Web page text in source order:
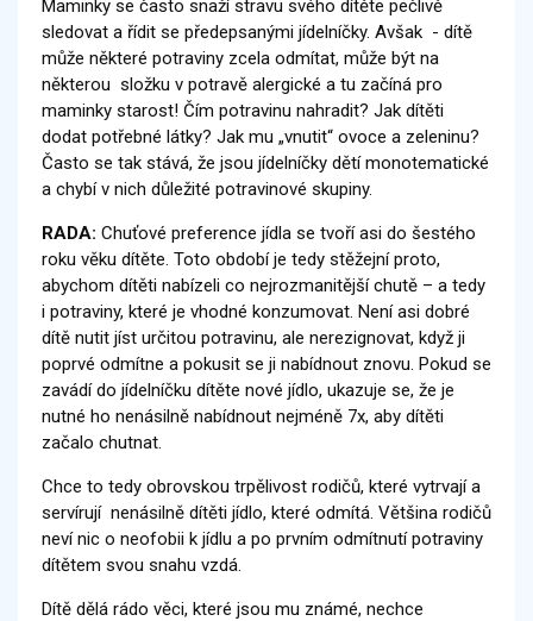
Maminky se často snaží stravu svého dítěte pečlivě
sledovat a řídit se předepsanými jídelníčky. Avšak - dítě
může některé potraviny zcela odmítat, může být na
některou složku v potravě alergické a tu začíná pro
maminky starost! Čím potravinu nahradit? Jak dítěti
dodat potřebné látky? Jak mu „vnutit“ ovoce a zeleninu?
Často se tak stává, že jsou jídelníčky dětí monotematické
a chybí v nich důležité potravinové skupiny.
RADA: Chuťové preference jídla se tvoří asi do šestého
roku věku dítěte. Toto období je tedy stěžejní proto,
abychom dítěti nabízeli co nejrozmanitější chutě – a tedy
i potraviny, které je vhodné konzumovat. Není asi dobré
dítě nutit jíst určitou potravinu, ale nerezignovat, když ji
poprvé odmítne a pokusit se ji nabídnout znovu. Pokud se
zavádí do jídelníčku dítěte nové jídlo, ukazuje se, že je
nutné ho nenásilně nabídnout nejméně 7x, aby dítěti
začalo chutnat.
Chce to tedy obrovskou trpělivost rodičů, které vytrvají a
servírují nenásilně dítěti jídlo, které odmítá. Většina rodičů
neví nic o neofobii k jídlu a po prvním odmítnutí potraviny
dítětem svou snahu vzdá.
Dítě dělá rádo věci, které jsou mu známé, nechce